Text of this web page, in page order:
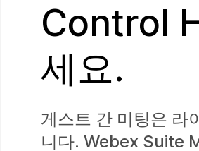
Control
세요.
게스트 간 미팅은 라
니다. Webex Suite